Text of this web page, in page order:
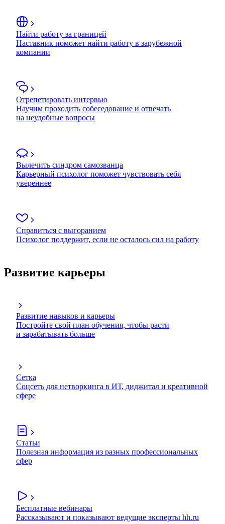
Найти работу за границей
Наставник поможет найти работу в зарубежной
компании
Отрепетировать интервью
Научим проходить собеседование и отвечать
на неудобные вопросы
Вылечить синдром самозванца
Карьерный психолог поможет чувствовать себя
увереннее
Справиться с выгоранием
Психолог поддержит, если не осталось сил на работу
Развитие карьеры
Развитие навыков и карьеры
Постройте свой план обучения, чтобы расти
и зарабатывать больше
Сетка
Соцсеть для нетворкинга в ИТ, диджитал и креативной
сфере
Статьи
Полезная информация из разных профессиональных
сфер
Бесплатные вебинары
Рассказывают и показывают ведущие эксперты hh.ru